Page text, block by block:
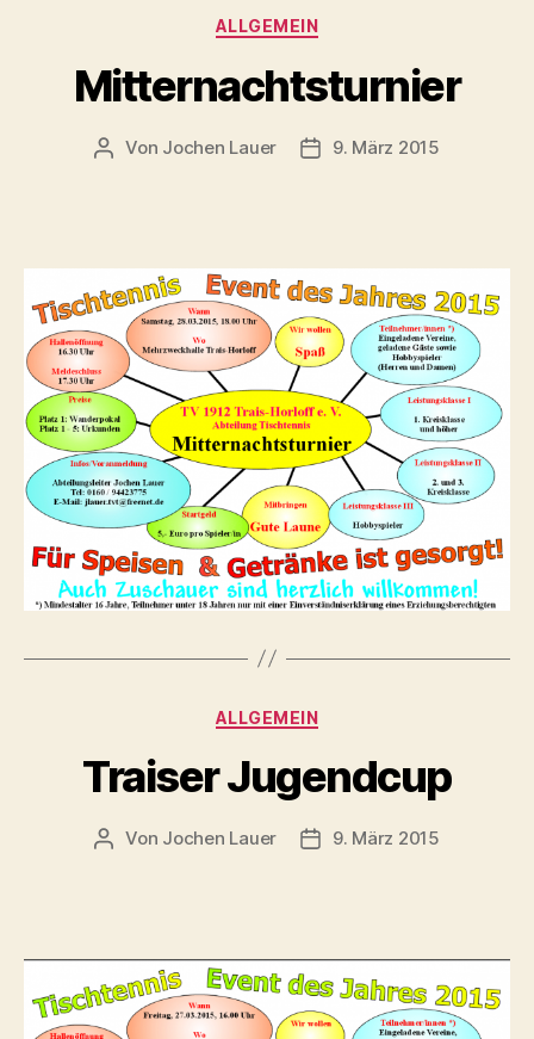
Kategorien
ALLGEMEIN
Mitternachtsturnier
Beitragsautor
Von Jochen Lauer Veröffentlichungsdatum
9. März 2015
Kategorien
ALLGEMEIN
Traiser Jugendcup
Beitragsautor
Von Jochen Lauer Veröffentlichungsdatum
9. März 2015